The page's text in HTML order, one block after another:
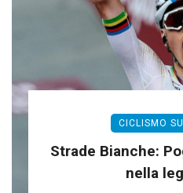
CICLISMO
Strade Bianche:
nella